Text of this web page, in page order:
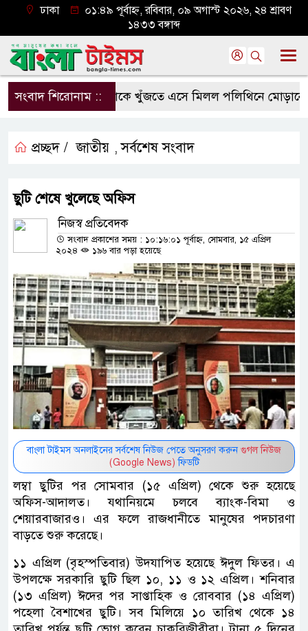
ঢাকা
০১:৪৯ পূর্বাহ্ন, রবিবার, ০৯ অগাস্ট ২০২৬, ২৪ শ্রাবণ
১৪৩৩ বঙ্গাব্দ
সংবাদ শিরোনাম ::মাকে খুঁজতে এসে মিলল পলিথিনে মোড়ানো
প্রচ্ছদ / জাতীয় ,সর্বশেষ সংবাদ
ছুটি শেষে খুলেছে অফিস
নিজস্ব প্রতিবেদক
সংবাদ প্রকাশের সময় : ১০:১৬:০১ পূর্বাহ্ন, সোমবার, ১৫ এপ্রিল
২০২৪
১৯৬ বার পড়া হয়েছে
বাংলা টাইমস অনলাইনের সর্বশেষ নিউজ পেতে অনুসরণ করুন গুগল নিউজ
(Google News) ফিডটি
লম্বা ছুটির পর সোমবার (১৫ এপ্রিল) থেকে শুরু হয়েছে
অফিস-আদালত। যথানিয়মে চলবে ব্যাংক-বিমা ও
শেয়ারবাজারও। এর ফলে রাজধানীতে মানুষের পদচারণা
বাড়তে শুরু করেছে।
১১ এপ্রিল (বৃহস্পতিবার) উদযাপিত হয়েছে ঈদুল ফিতর। এ
উপলক্ষে সরকারি ছুটি ছিল ১০, ১১ ও ১২ এপ্রিল। শনিবার
(১৩ এপ্রিল) ঈদের পর সাপ্তাহিক ও রোববার (১৪ এপ্রিল)
পহেলা বৈশাখের ছুটি। সব মিলিয়ে ১০ তারিখ থেকে ১৪